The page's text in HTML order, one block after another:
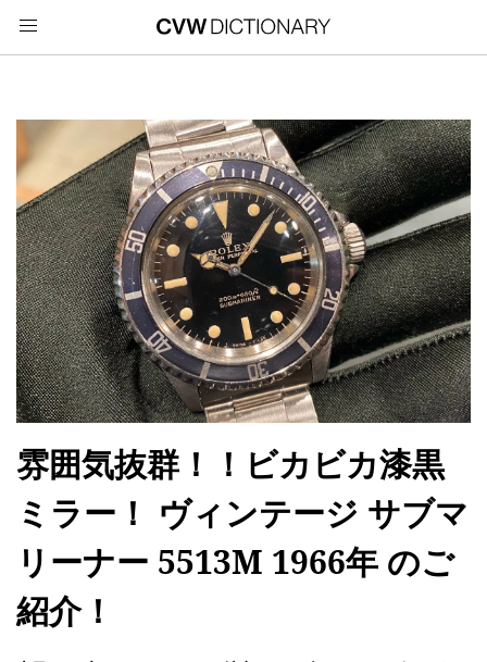
雰囲気抜群！！ビカビカ漆黒
ミラー！ ヴィンテージ サブマ
リーナー 5513M 1966年 のご
紹介！